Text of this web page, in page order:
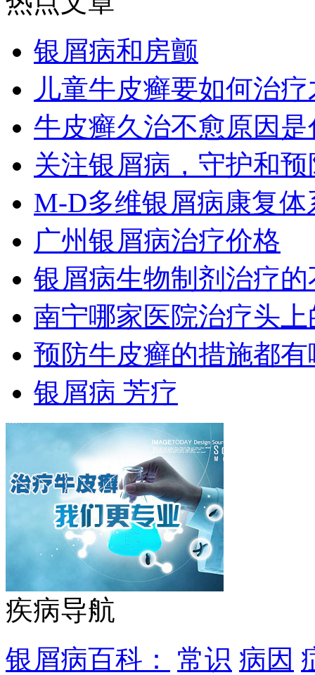
银屑病和房颤
儿童牛皮癣要如何治
牛皮癣久治不愈原因
关注银屑病，守护和
M-D多维银屑病康复
广州银屑病治疗价格
银屑病生物制剂治疗
南宁哪家医院治疗头
预防牛皮癣的措施都有
银屑病 芳疗
疾病导航
银屑病百科：
常识 病因